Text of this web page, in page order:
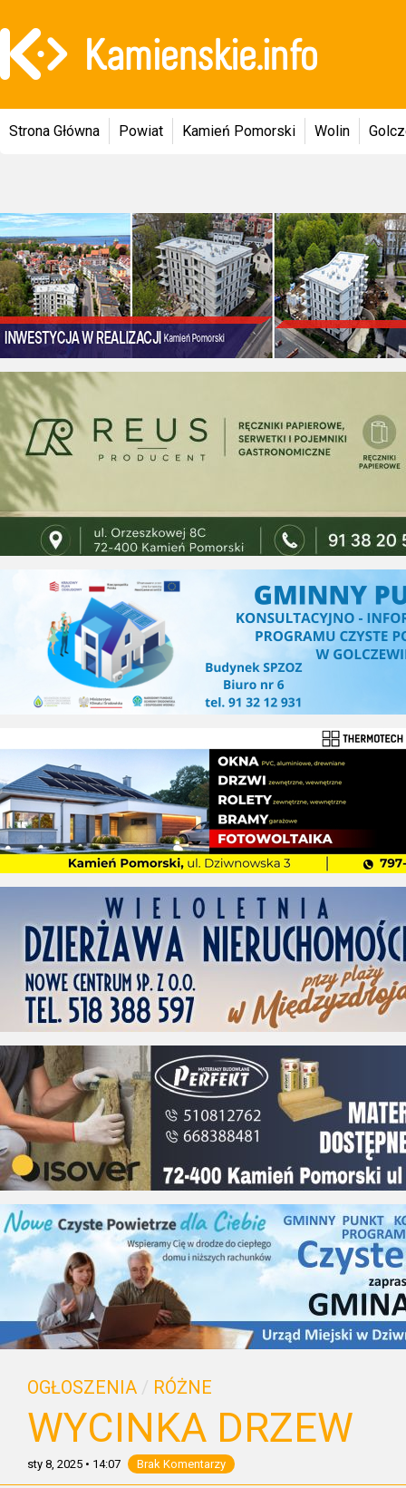
Strona Główna Powiat Kamień Pomorski Wolin
OGŁOSZENIA / RÓŻNE
WYCINKA DRZEW
sty 8, 2025 • 14:07 Brak Komentarzy